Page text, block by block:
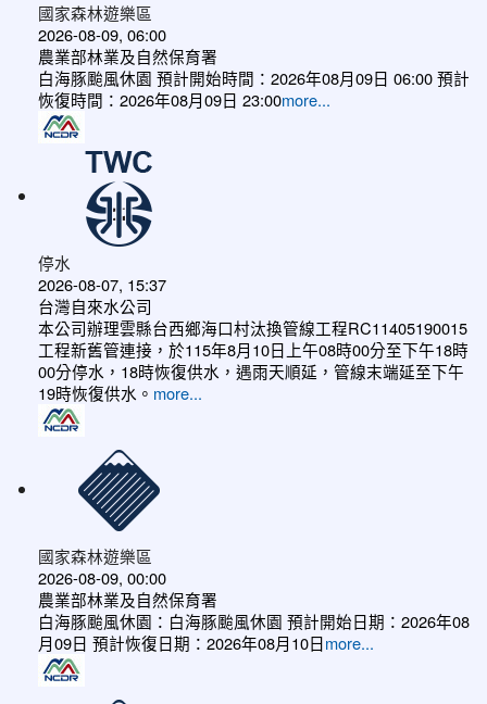
國家森林遊樂區
2026-08-09, 06:00
農業部林業及自然保育署
白海豚颱風休園 預計開始時間：2026年08月09日 06:00 預計
恢復時間：2026年08月09日 23:00more...
停水
2026-08-07, 15:37
台灣自來水公司
本公司辦理雲縣台西鄉海口村汰換管線工程RC11405190015
工程新舊管連接，於115年8月10日上午08時00分至下午18時
00分停水，18時恢復供水，遇雨天順延，管線末端延至下午
19時恢復供水。 more...
國家森林遊樂區
2026-08-09, 00:00
農業部林業及自然保育署
白海豚颱風休園：白海豚颱風休園 預計開始日期：2026年08
月09日 預計恢復日期：2026年08月10日more...